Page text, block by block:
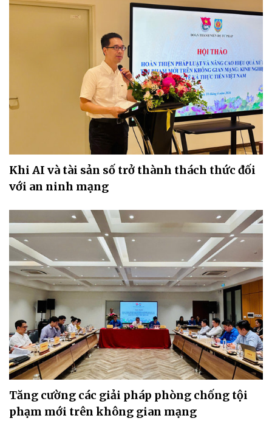
Khi AI và tài sản số trở thành thách thức đối
với an ninh mạng
Tăng cường các giải pháp phòng chống tội
phạm mới trên không gian mạng